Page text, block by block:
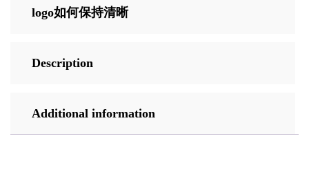
logo如何保持清晰
Description
Additional information